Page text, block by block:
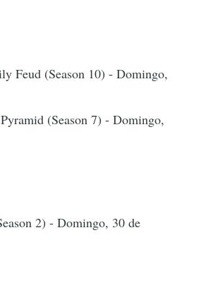
Feud (Season 10) - Domingo,
(Season 7) - Domingo,
2) - Domingo, 30 de